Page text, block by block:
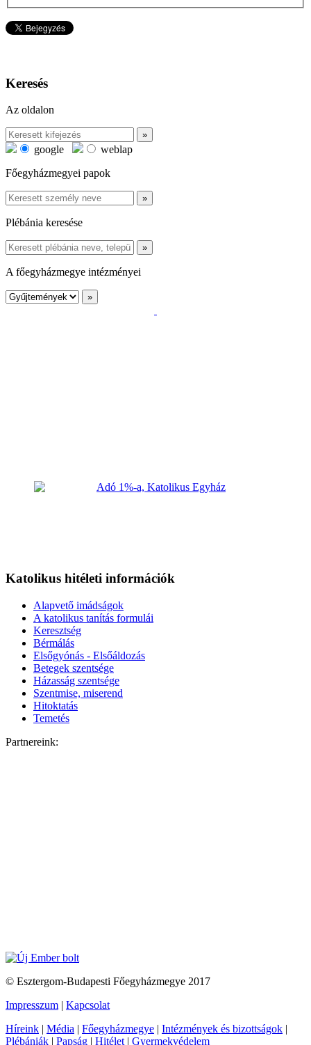
Keresés
Az oldalon
google
weblap
Főegyházmegyei papok
Plébánia keresése
A főegyházmegye intézményei
Katolikus hitéleti információk
Alapvető imádságok
A katolikus tanítás formulái
Keresztség
Bérmálás
Elsőgyónás - Elsőáldozás
Betegek szentsége
Házasság szentsége
Szentmise, miserend
Hitoktatás
Temetés
Partnereink:
© Esztergom-Budapesti Főegyházmegye 2017
Impresszum | Kapcsolat
Híreink | Média | Főegyházmegye | Intézmények és bizottságok |
Plébániák | Papság | Hitélet | Gyermekvédelem